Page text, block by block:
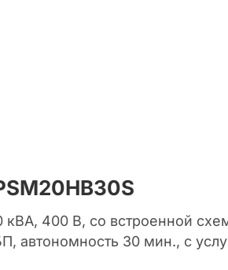
кВА, 400 В, со встроенной
автономность 30 мин., с